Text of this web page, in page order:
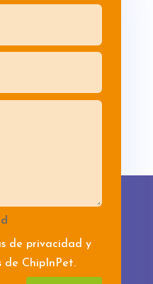
de privacidad y
ChipInPet.